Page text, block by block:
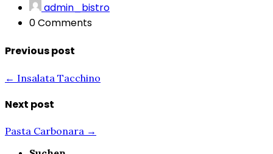
admin_bistro
0 Comments
Previous post
← Insalata Tacchino
Next post
Pasta Carbonara →